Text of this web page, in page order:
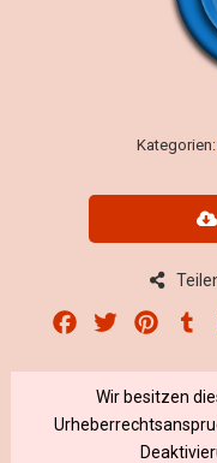
Kategorien:
Facebook
Twitter
Wir besitzen